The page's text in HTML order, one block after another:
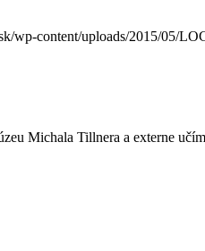
wp-content/uploads/2015/05/
Michala Tillnera a externe